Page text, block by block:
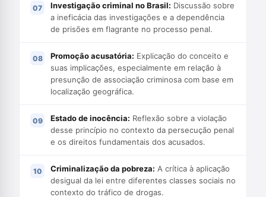
Investigação criminal no Brasil: Discussão sobre
a ineficácia das investigações e a dependência
de prisões em flagrante no processo penal.
Promoção acusatória: Explicação do conceito e
suas implicações, especialmente em relação à
presunção de associação criminosa com base em
localização geográfica.
Estado de inocência: Reflexão sobre a violação
desse princípio no contexto da persecução penal
e os direitos fundamentais dos acusados.
Criminalização da pobreza: A crítica à aplicação
desigual da lei entre diferentes classes sociais no
contexto do tráfico de drogas.